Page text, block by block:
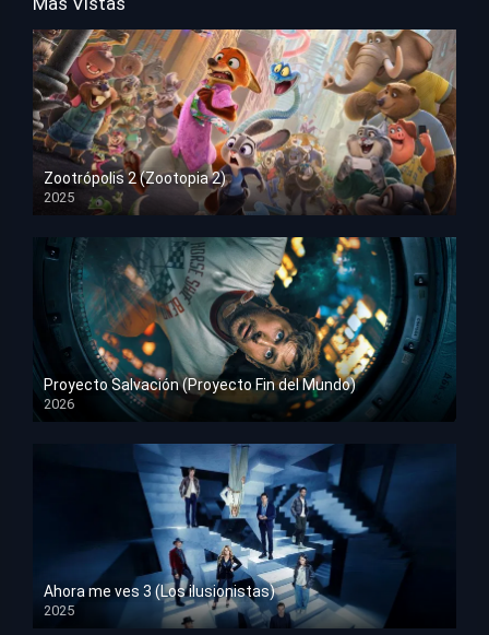
Zootrópolis 2 (Zootopia 2)
2025
HD 1080p
Proyecto Salvación (Proyecto Fin del Mundo)
2026
HD 1080p
Ahora me ves 3 (Los ilusionistas)
2025
HD 1080p